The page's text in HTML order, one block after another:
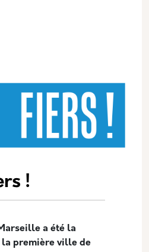
!
a été la
la première ville de